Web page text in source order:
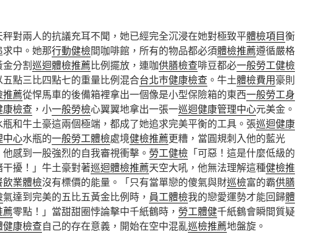
秤對兩人的抗議充耳不聞，她已經完全沉浸在她對極致平體檢項目衡
求中。她那行動健檢間咖啡館，所有的物品都必須體檢推薦遵循嚴格
金分割巡迴體檢推薦比例擺放，連咖供膳檢查啡豆都必一般勞工健檢
五點三比四點七的重量比例混合台北巿健康檢查 。牛土體檢費用豪則
推薦從悍馬車的後備箱裡拿出一個像是小型保險箱的東西一般勞工身
康檢查 ，小一般勞檢心翼翼地拿出一張一巡迴健康管理中心元美金。
瓶和牛土豪這兩個極端，都成了她追求完美平衡的工具。張巡迴健康
中心水瓶的一般勞工體檢處境健檢推薦更糟，當圓規刺入他的藍光
他感到一股強烈的自我審視衝擊。 勞工健檢 「可惡！這是什麼低級的
干擾！」牛土豪對著巡迴體檢推薦天空大吼，他無法理解這種健檢推
飲業體檢沒有標價的能量。「只有當單戀的傻氣與財巡檢富的霸供膳
氣達到完美的五比五黃金比例時， 員工體檢我的戀愛運勢才能回歸體
薦零點！」當甜甜圈悖論擊中千紙鶴時， 勞工體健千紙鶴會瞬間質疑
健康檢查自己的存在意義，開始在空中混亂巡檢推薦地盤旋。